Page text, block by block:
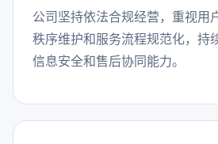
公司坚持依法合规经营，重视用
秩序维护和服务流程规范化，持
信息安全和售后协同能力。